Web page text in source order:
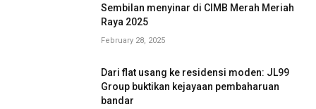
Sembilan menyinar di CIMB Merah Meriah
Raya 2025
February 28, 2025
Dari flat usang ke residensi moden: JL99
Group buktikan kejayaan pembaharuan
bandar